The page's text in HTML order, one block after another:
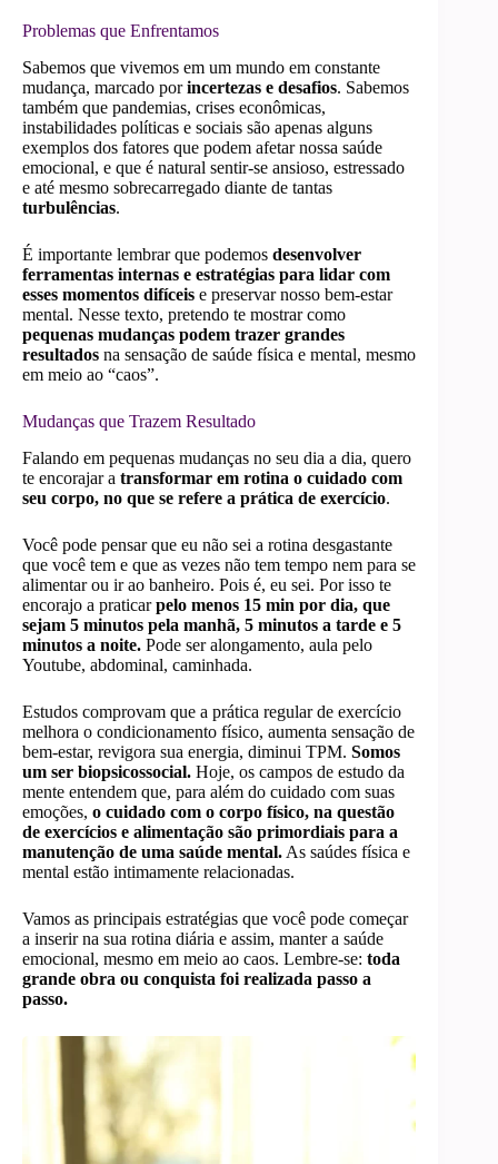
Problemas que Enfrentamos
Sabemos que vivemos em um mundo em constante
mudança, marcado porincertezas e desafios. Sabemos
também que pandemias, crises econômicas,
instabilidades políticas e sociais são apenas alguns
exemplos dos fatores que podem afetar nossa saúde
emocional, e que é natural sentir-se ansioso, estressado
e até mesmo sobrecarregado diante de tantas
turbulências.
É importante lembrar que podemos desenvolver
ferramentas internas e estratégias para lidar com
esses momentos difíceis e preservar nosso bem-estar
mental. Nesse texto, pretendo te mostrar como
pequenas mudanças podem trazer grandes
resultados na sensação de saúde física e mental, mesmo
em meio ao “caos”.
Mudanças que Trazem Resultado
Falando em pequenas mudanças no seu dia a dia, quero
te encorajar a transformar em rotina o cuidado com
seu corpo, no que se refere a prática de exercício.
Você pode pensar que eu não sei a rotina desgastante
que você tem e que as vezes não tem tempo nem para se
alimentar ou ir ao banheiro. Pois é, eu sei. Por isso te
encorajo a praticarpelo menos 15 min por dia, que
sejam 5 minutos pela manhã, 5 minutos a tarde e 5
minutos a noite. Pode ser alongamento, aula pelo
Youtube, abdominal, caminhada.
Estudos comprovam que a prática regular de exercício
melhora o condicionamento físico, aumenta sensação de
bem-estar, revigora sua energia, diminui TPM. Somos
um ser biopsicossocial. Hoje, os campos de estudo da
mente entendem que, para além do cuidado com suas
emoções, o cuidado com o corpo físico, na questão
de exercícios e alimentação são primordiais para a
manutenção de uma saúde mental. As saúdes física e
mental estão intimamente relacionadas.
Vamos as principais estratégias que você pode começar
a inserir na sua rotina diária e assim, manter a saúde
emocional, mesmo em meio ao caos. Lembre-se: toda
grande obra ou conquista foi realizada passo a
passo.